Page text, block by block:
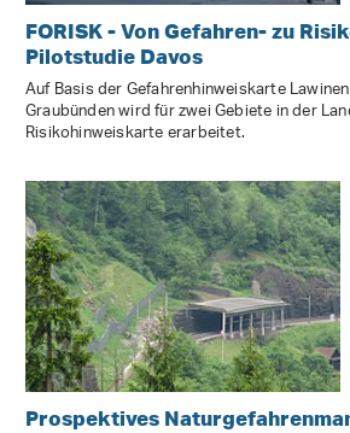
FORISK - Von Gefahren- zu
Pilotstudie Davos
Auf Basis der Gefahrenhinweiskarte
Graubünden wird für zwei Gebiete in der
Risikohinweiskarte erarbeitet.
Prospektives